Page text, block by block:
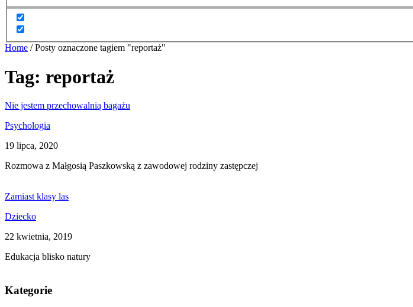
Home / Posty oznaczone tagiem "reportaż"
Tag: reportaż
Nie jestem przechowalnią bagażu
Psychologia
19 lipca, 2020
Rozmowa z Małgosią Paszkowską z zawodowej rodziny zastępczej
Zamiast klasy las
Dziecko
22 kwietnia, 2019
Edukacja blisko natury
Kategorie